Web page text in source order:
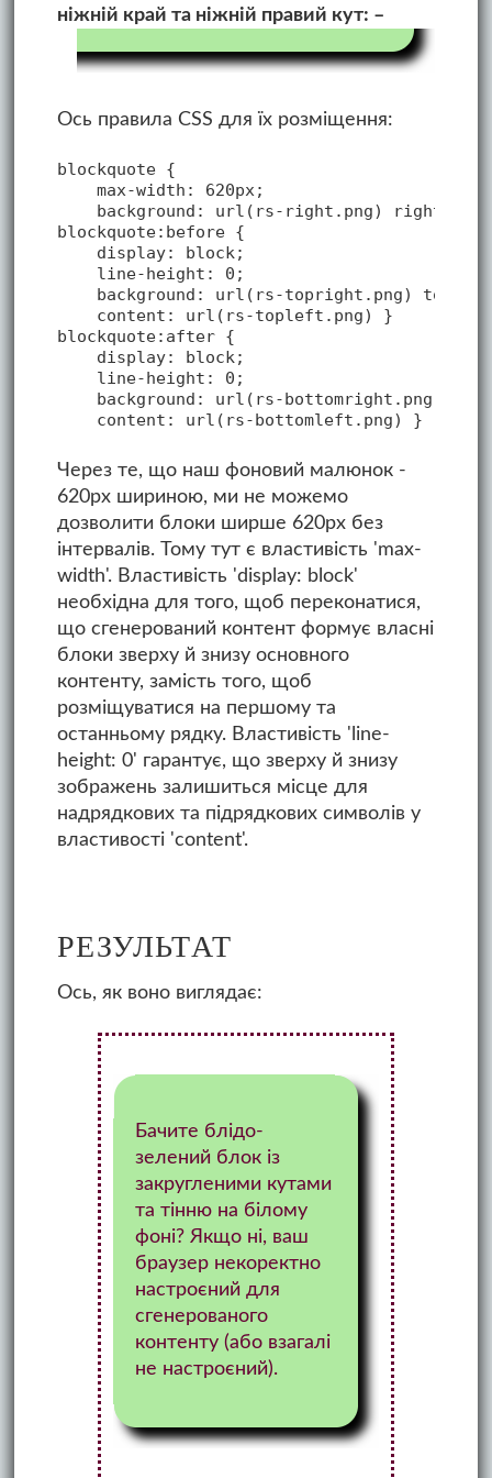
ніжній край та ніжній правий кут:
Ось правила CSS для їх розміщення:
blockquote {
    max-width: 620px;
background: url(rs-right.png) right
blockquote:before {
    display: block;
    line-height: 0;
background: url(rs-topright.png) top
    content: url(rs-topleft.png) }
blockquote:after {
    display: block;
    line-height: 0;
background: url(rs-bottomright.png)
Через те, що наш фоновий малюнок -
620px шириною, ми не можемо
дозволити блоки ширше 620px без
інтервалів. Тому тут є властивість 'max-
width'. Властивість 'display: block'
необхідна для того, щоб переконатися,
що сгенерований контент формує власні
блоки зверху й знизу основного
контенту, замість того, щоб
розміщуватися на першому та
останньому рядку. Властивість 'line-
height: 0' гарантує, що зверху й знизу
зображень залишиться місце для
надрядкових та підрядкових символів у
властивості 'content'.
РЕЗУЛЬТАТ
Ось, як воно виглядає:
Бачите блідо-
зелений блок із
закругленими кутами
та тінню на білому
фоні? Якщо ні, ваш
браузер некоректно
настроєний для
сгенерованого
контенту (або взагалі
не настроєний).